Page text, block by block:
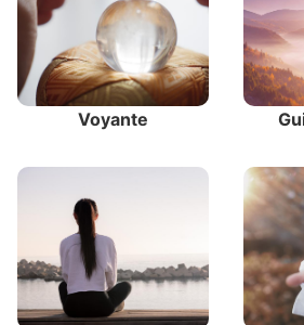
Voyante